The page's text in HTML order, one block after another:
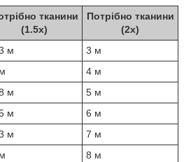
тканини
(1.5x)
Потрібно тканини
(2x)
м
3 м
4 м
м
5 м
м
6 м
м
7 м
8 м